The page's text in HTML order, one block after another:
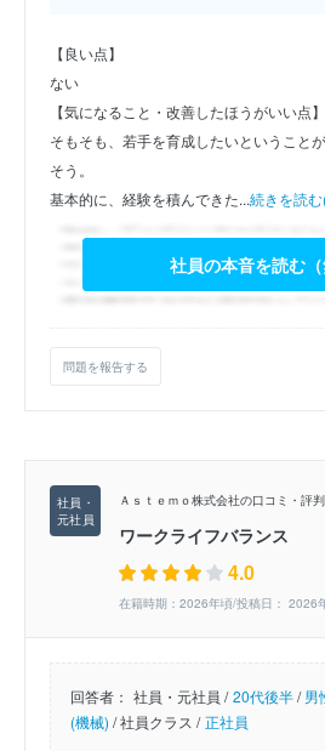
【良い点】
ない
【気になること・改善したほうがいい点】
そもそも、若手を育成したいということ
そう。
基本的に、経験を積んできた...続きを読
社員の本音を読む（
問題を報告する
Ａｓｔｅｍｏ株式会社の口コミ・評判
ワークライフバランス
4.0
在籍時期：2026年頃/投稿日： 2026
回答者： 社員・元社員 / 20代後半/男
(機械) /社員クラス / 正社員